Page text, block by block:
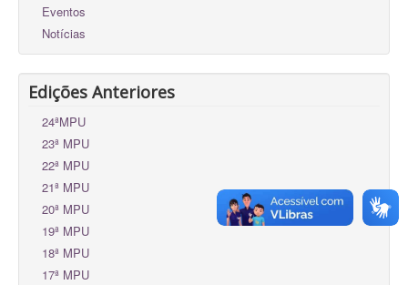
Eventos
Notícias
Edições Anteriores
24ªMPU
23ª MPU
22ª MPU
21ª MPU
20ª MPU
19ª MPU
18ª MPU
17ª MPU